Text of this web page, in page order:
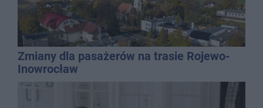
Zmiany dla pasażerów na trasie Rojewo-
Inowrocław